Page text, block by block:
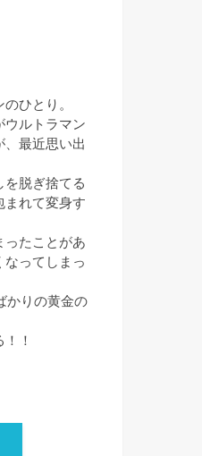
ひとり。
ウルトラマン
、最近思い出
を脱ぎ捨てる
まれて変身す
ったことがあ
なってしまっ
かりの黄金の
！